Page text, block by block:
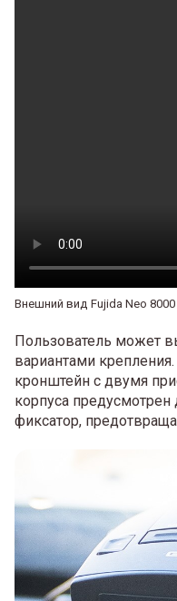
Внешний вид Fujida Neo 8000
Пользователь может
вариантами
кронштейн с двумя
корпуса
фиксатор,